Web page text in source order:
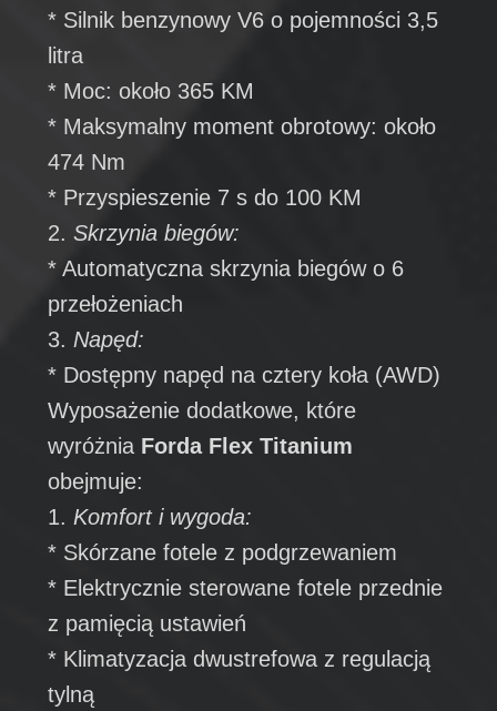
* Silnik benzynowy V6 o pojemności 3,5
litra
* Moc: około 365 KM
* Maksymalny moment obrotowy: około
474 Nm
* Przyspieszenie 7 s do 100 KM
2. Skrzynia biegów:
* Automatyczna skrzynia biegów o 6
przełożeniach
3. Napęd:
* Dostępny napęd na cztery koła (AWD)
Wyposażenie dodatkowe, które
wyróżnia Forda Flex Titanium
obejmuje:
1. Komfort i wygoda:
* Skórzane fotele z podgrzewaniem
* Elektrycznie sterowane fotele przednie
z pamięcią ustawień
* Klimatyzacja dwustrefowa z regulacją
tylną